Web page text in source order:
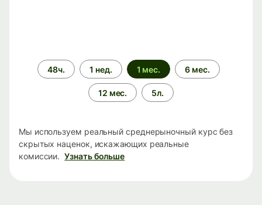
Период
времени
48ч. 1 нед. 1 мес. 6 мес.
12 мес. 5л.
Мы используем реальный среднерыночный курс без
скрытых наценок, искажающих реальные
комиссии. Узнать больше